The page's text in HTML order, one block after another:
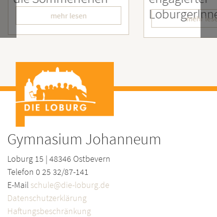
LoburgerInnen
–
Gymnasium Johanneum
Loburg 15 | 48346 Ostbevern
Telefon 0 25 32/87-141
E-Mail schule@die-loburg.de
Datenschutzerklärung
Haftungsbeschränkung